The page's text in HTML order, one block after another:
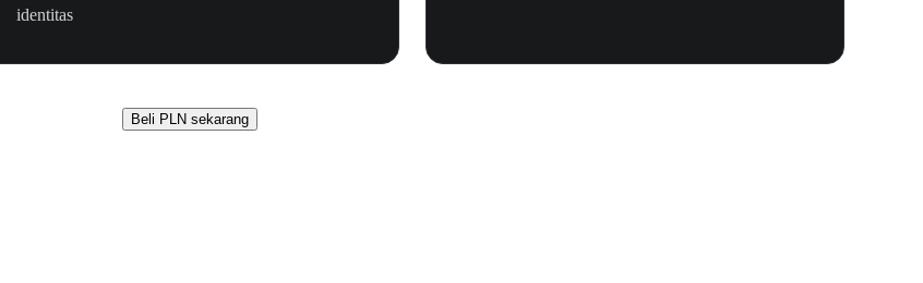
identitas
Beli PLN sekarang